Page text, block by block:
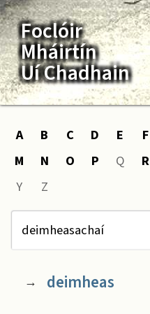
Foclóir
Mháirtín
Uí Chadhain
A B C D E F
M
N O P Q R
Y
Z
→ deimheas